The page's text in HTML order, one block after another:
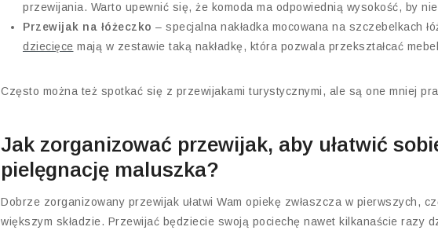
przewijania. Warto upewnić się, że komoda ma odpowiednią wysokość, by
Przewijak na łóżeczko – specjalna nakładka mocowana na szczebelkach
dziecięce mają w zestawie taką nakładkę, która pozwala przekształcać
Często można też spotkać się z przewijakami turystycznymi, ale są one mniej
Jak zorganizować przewijak, aby ułatwić
pielęgnację maluszka?
Dobrze zorganizowany przewijak ułatwi Wam opiekę zwłaszcza w pierwszych,
większym składzie. Przewijać będziecie swoją pociechę nawet kilkanaście razy